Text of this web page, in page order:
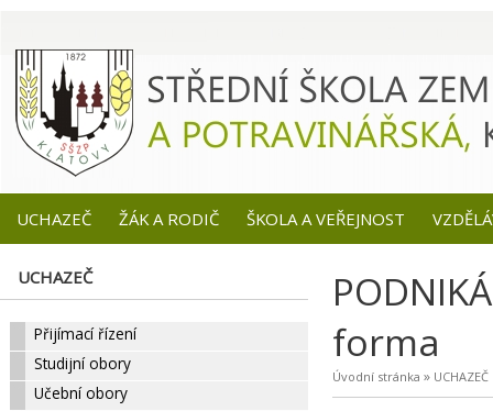
UCHAZEČ ŽÁK A RODIČ ŠKOLA A VEŘEJNOST
UCHAZEČ
Přijímací řízení
Studijní obory
Učební obory
forma
Úvodní stránka » UCHAZEČ